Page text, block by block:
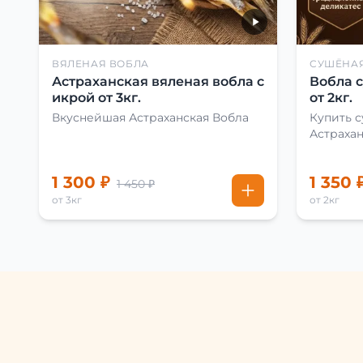
ВЯЛЕНАЯ ВОБЛА
Астраханская вяленая вобла с
икрой от 3кг.
Вкуснейшая Астраханская Вобла
1 300 ₽ 1 450 ₽
от 3кг
Вобла
от 2кг.
Купить
1 350
от 2кг